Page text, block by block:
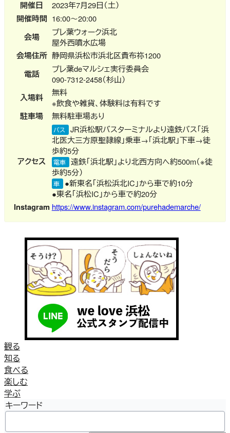
開催日 2023年7月29日（土）
開催時間 16:00～20:00
会場
プレ葉ウォーク浜北
屋外西噴水広場
会場住所 静岡県浜松市浜北区貴布祢1200
電話
プレ葉deマルシェ実行委員会
090-7312-2458（杉山）
入場料
無料
※飲食や雑貨、体験料は有料です
駐車場 無料駐車場あり
アクセス
バス
JR浜松駅バスターミナルより遠鉄バス「浜
北医大三方原聖隷線」乗車→「浜北駅」下車→徒
歩約5分
電車
遠鉄「浜北駅」より北西方向へ約500m（※徒
歩約5分）
車
●新東名「浜松浜北IC」から車で約10分
●東名「浜松IC」から車で約20分
Instagram https://www.instagram.com/purehademarche/
観る
知る
食べる
楽しむ
学ぶ
キーワード